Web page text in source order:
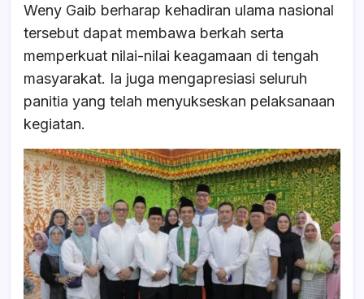
Weny Gaib berharap kehadiran ulama nasional
tersebut dapat membawa berkah serta
memperkuat nilai-nilai keagamaan di tengah
masyarakat. Ia juga mengapresiasi seluruh
panitia yang telah menyukseskan pelaksanaan
kegiatan.